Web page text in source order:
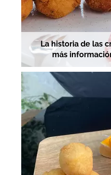
La historia de las
más